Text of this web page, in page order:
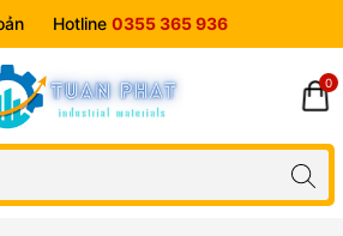
Hotline 0355 365 936
0